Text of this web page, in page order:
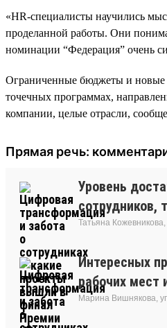
«HR-специалисты научились
проделанной работы. Они
номинации “Федерация” очень
Ограниченные бюджеты и новые
точечных программах,
компании, целые отрасли,
Прямая речь:
Уровень
сотрудников,
Татьяна
Интересных
рабочих мест
Марина Вишнякова,